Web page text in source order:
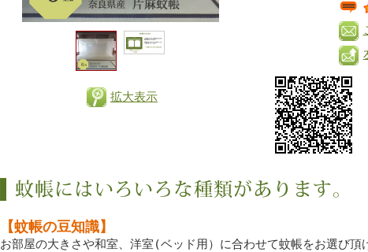
拡大表示
【蚊帳の豆知識】
お部屋の大きさや和室、洋室(ベッド用）に合わせて蚊帳をお選び頂